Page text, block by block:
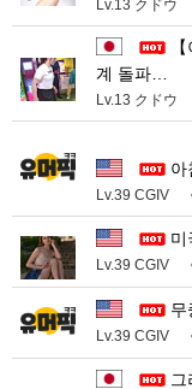
Lv.13 クドウ
계 돌파…
Lv.13 クドウ
아
Lv.39 CGIV
미
Lv.39 CGIV
무
Lv.39 CGIV